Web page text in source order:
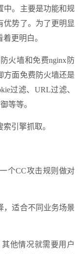
中。主要是功能和规
优势了。为了更明显
更明白。
火墙和免费nginx防
方面免费防火墙还是
过滤、URL过滤、
等等。
引擎抓取。
个CC攻击规则做对
，适合不同业务场景
他情况就需要用户